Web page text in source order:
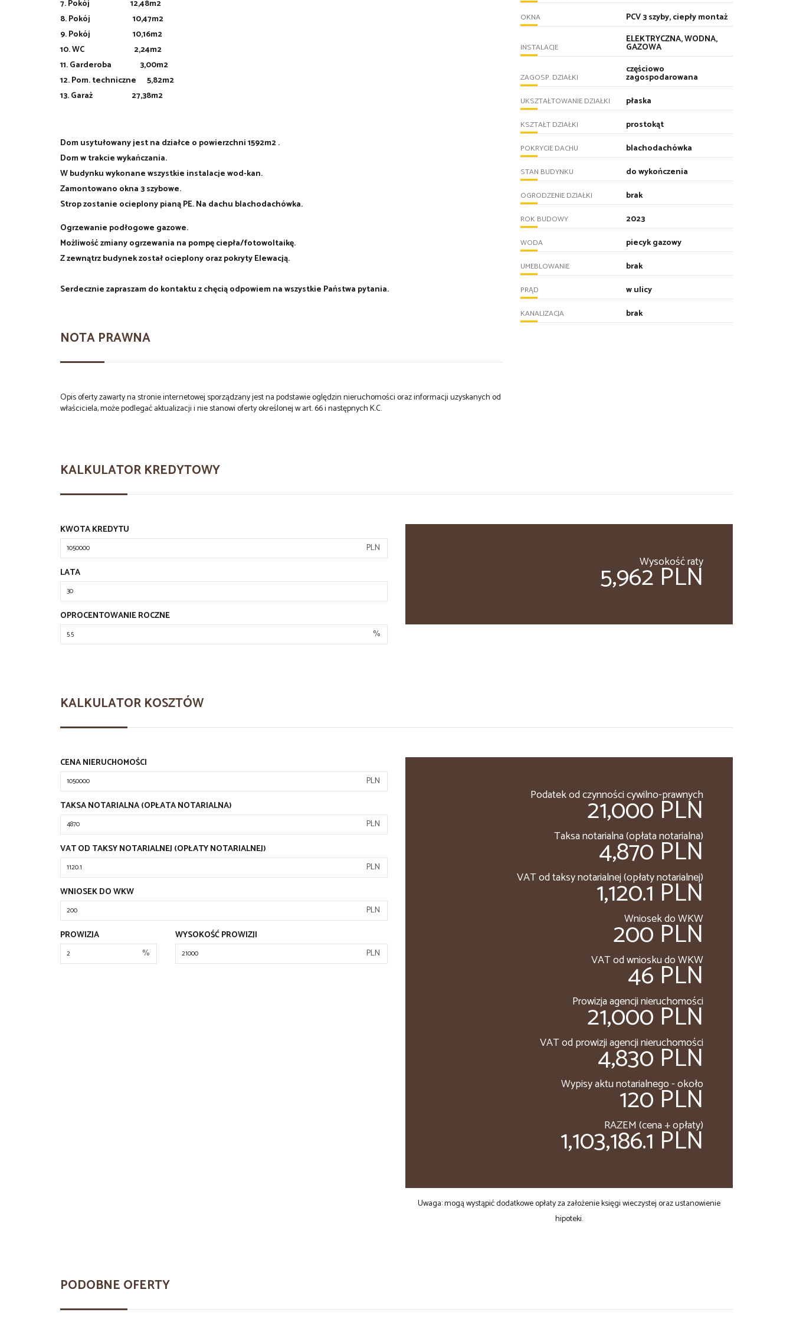
7. Pokój 12,48m2
8. Pokój 10,47m2
9. Pokój 10,16m2
10. WC 2,24m2
11. Garderoba 3,00m2
12. Pom. techniczne 5,82m2
13. Garaż 27,38m2
Dom usytułowany jest na działce o powierzchni 1592m2 .
Dom w trakcie wykańczania.
W budynku wykonane wszystkie instalacje wod-kan.
Zamontowano okna 3 szybowe.
Strop zostanie ocieplony pianą PE. Na dachu blachodachówka.
Ogrzewanie podłogowe gazowe.
Możliwość zmiany ogrzewania na pompę ciepła/fotowoltaikę.
Z zewnątrz budynek został ocieplony oraz pokryty Elewacją.
Serdecznie zapraszam do kontaktu z chęcią odpowiem na wszystkie Państwa pytania.
NOTA PRAWNA
Opis oferty zawarty na stronie internetowej sporządzany jest na podstawie oględzin nieruchomości oraz informacji uzyskanych od
właściciela, może podlegać aktualizacji i nie stanowi oferty określonej w art. 66 i następnych K.C.
OKNA PCV 3 szyby, ciepły montaż
INSTALACJE
ELEKTRYCZNA, WODNA,
GAZOWA
ZAGOSP. DZIAŁKI
częściowo
zagospodarowana
UKSZTAŁTOWANIE DZIAŁKI płaska
KSZTAŁT DZIAŁKI prostokąt
POKRYCIE DACHU blachodachówka
STAN BUDYNKU do wykończenia
OGRODZENIE DZIAŁKI brak
ROK BUDOWY 2023
WODA piecyk gazowy
UMEBLOWANIE brak
PRĄD w ulicy
KANALIZACJA brak
KALKULATOR KREDYTOWY
KWOTA KREDYTU
PLN
LATA
OPROCENTOWANIE ROCZNE
%
Wysokość raty
5,962 PLN
KALKULATOR KOSZTÓW
CENA NIERUCHOMOŚCI
PLN
TAKSA NOTARIALNA (OPŁATA NOTARIALNA)
PLN
VAT OD TAKSY NOTARIALNEJ (OPŁATY NOTARIALNEJ)
PLN
WNIOSEK DO WKW
PLN
PROWIZJA
%
WYSOKOŚĆ PROWIZJI
PLN
Podatek od czynności cywilno-prawnych
21,000 PLN
Taksa notarialna (opłata notarialna)
4,870 PLN
VAT od taksy notarialnej (opłaty notarialnej)
1,120.1 PLN
Wniosek do WKW
200 PLN
VAT od wniosku do WKW
46 PLN
Prowizja agencji nieruchomości
21,000 PLN
VAT od prowizji agencji nieruchomości
4,830 PLN
Wypisy aktu notarialnego - około
120 PLN
RAZEM (cena + opłaty)
1,103,186.1 PLN
Uwaga: mogą wystąpić dodatkowe opłaty za założenie księgi wieczystej oraz ustanowienie
hipoteki.
PODOBNE OFERTY